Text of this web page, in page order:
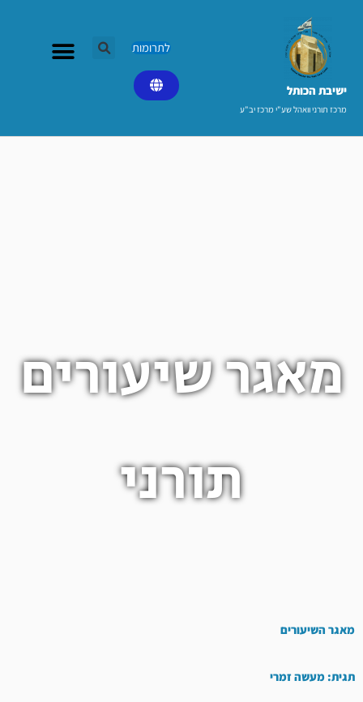
ישיבת הכותל​
מרכז תורני וואהל שע"י מרכז יב"ע
לתרומות
מאגר שיעורים
תורני
מאגר השיעורים
תגית: מעשה זמרי